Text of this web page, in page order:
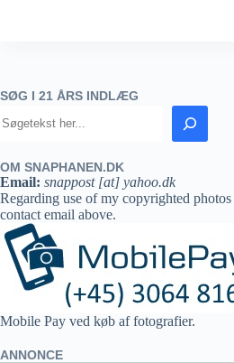
SØG I 21 ÅRS INDLÆG
OM SNAPHANEN.DK
Email: snappost [at] yahoo.dk
Regarding use of my copyrighted
contact email above.
Mobile Pay ved køb af fotografier.
ANNONCE